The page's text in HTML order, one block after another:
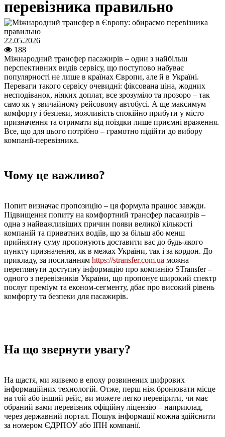
перевізника правильно
22.05.2026
188
Міжнародний трансфер пасажирів – один з найбільш
перспективних видів сервісу, що поступово набуває
популярності не лише в країнах Європи, але й в Україні.
Переваги такого сервісу очевидні: фіксована ціна, жодних
несподіванок, ніяких доплат, все зрозуміло та прозоро – так
само як у звичайному рейсовому автобусі. А ще максимум
комфорту і безпеки, можливість спокійно прибути у місто
призначення та отримати від поїздки лише приємні враження.
Все, що для цього потрібно – грамотно підійти до вибору
компанії-перевізника.
Чому це важливо?
Попит визначає пропозицію – ця формула працює завжди.
Підвищення попиту на комфортний трансфер пасажирів –
одна з найважливіших причин появи великої кількості
компаній та приватних водіїв, що за більш або менш
прийнятну суму пропонують доставити вас до будь-якого
пункту призначення, як в межах України, так і за кордон. До
прикладу, за посиланням https://stransfer.com.ua можна
переглянути доступну інформацію про компанію STransfer –
одного з перевізників України, що пропонує широкий спектр
послуг преміум та економ-сегменту, дбає про високий рівень
комфорту та безпеки для пасажирів.
На що звернути увагу?
На щастя, ми живемо в епоху розвинених цифрових
інформаційних технологій. Отже, перш ніж бронювати місце
на той або інший рейс, ви можете легко перевірити, чи має
обраний вами перевізник офіційну ліцензію – наприклад,
через державний портал. Пошук інформації можна здійснити
за номером ЄДРПОУ або ІПН компанії.